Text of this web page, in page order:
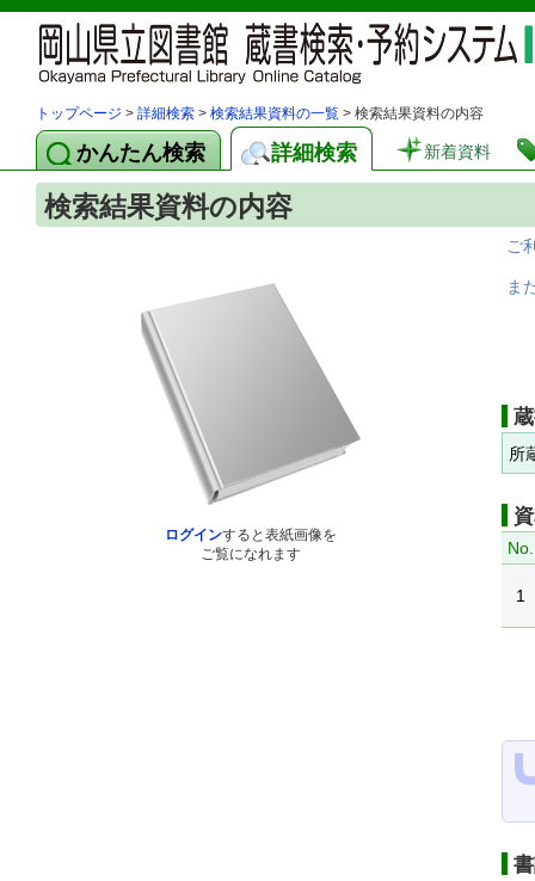
トップページ > 詳細検索 > 検索結果資料の一覧 > 検索結果資料の内容
かんたん検索 詳細検索 新着資料
検索結果資料の内容
ログインすると表紙画像を
ご覧になれます
ご
ま
所
No.
1